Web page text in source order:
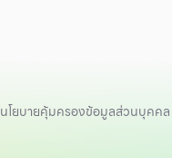
นโยบายคุ้มครองข้อมูลส่วนบุคค